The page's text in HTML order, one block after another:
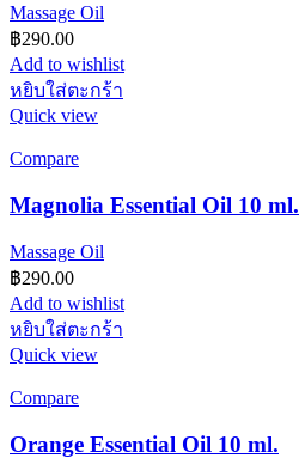
Massage Oil
฿290.00
Add to wishlist
หยิบใส่ตะกร้า
Quick view
Compare
Magnolia Essential Oil 10 ml.
Massage Oil
฿290.00
Add to wishlist
หยิบใส่ตะกร้า
Quick view
Compare
Orange Essential Oil 10 ml.